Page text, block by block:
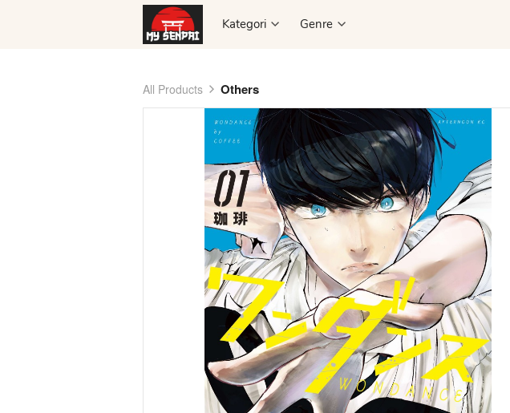
Kategori Genre
Kategori Genre
All Products Others